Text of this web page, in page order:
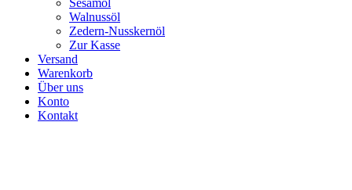
Sesamöl
Walnussöl
Zedern-Nusskernöl
Zur Kasse
Versand
Warenkorb
Über uns
Konto
Kontakt